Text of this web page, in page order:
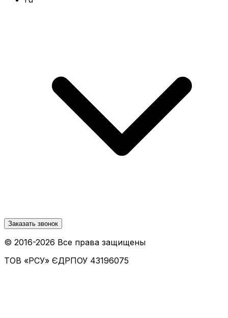
Заказать звонок
© 2016-2026 Все права защищены
ТОВ «РСУ» ЄДРПОУ 43196075